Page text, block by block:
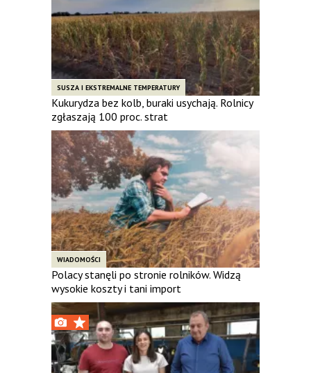
SUSZA I EKSTREMALNE TEMPERATURY
Kukurydza bez kolb, buraki usychają. Rolnicy
zgłaszają 100 proc. strat
WIADOMOŚCI
Polacy stanęli po stronie rolników. Widzą
wysokie koszty i tani import